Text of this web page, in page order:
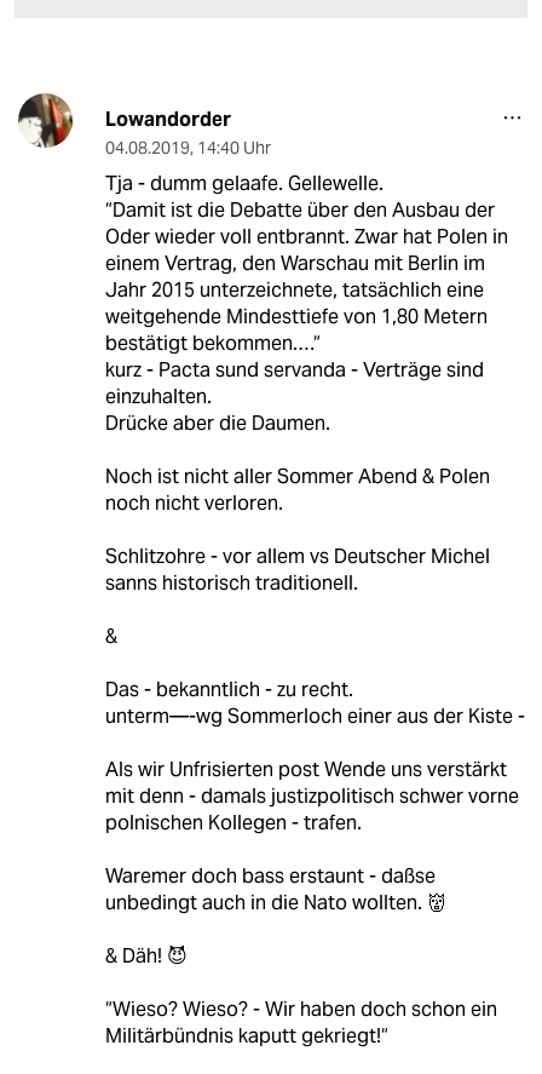
Lowandorder
04.08.2019, 14:40 Uhr
Tja - dumm gelaafe. Gellewelle.
“Damit ist die Debatte über den Ausbau der
Oder wieder voll entbrannt. Zwar hat Polen in
einem Vertrag, den Warschau mit Berlin im
Jahr 2015 unterzeichnete, tatsächlich eine
weitgehende Mindesttiefe von 1,80 Metern
bestätigt bekommen.…“
kurz - Pacta sund servanda - Verträge sind
einzuhalten.
Drücke aber die Daumen.
Noch ist nicht aller Sommer Abend & Polen
noch nicht verloren.
Schlitzohre - vor allem vs Deutscher Michel
sanns historisch traditionell.
&
Das - bekanntlich - zu recht.
unterm—-wg Sommerloch einer aus der Kiste -
Als wir Unfrisierten post Wende uns verstärkt
mit denn - damals justizpolitisch schwer vorne
polnischen Kollegen - trafen.
Waremer doch bass erstaunt - daßse
unbedingt auch in die Nato wollten. 👹
& Däh! 😈
“Wieso? Wieso? - Wir haben doch schon ein
Militärbündnis kaputt gekriegt!“